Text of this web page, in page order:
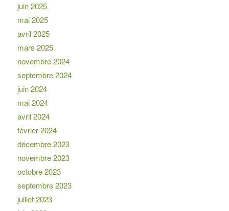
juin 2025
mai 2025
avril 2025
mars 2025
novembre 2024
septembre 2024
juin 2024
mai 2024
avril 2024
février 2024
décembre 2023
novembre 2023
octobre 2023
septembre 2023
juillet 2023